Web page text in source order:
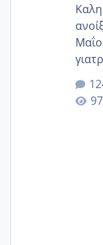
Μαΐου εγώ είμαι 9 εβδ